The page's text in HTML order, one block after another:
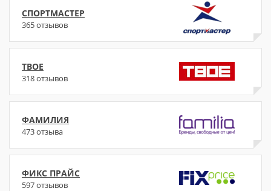
СПОРТМАСТЕР
365 отзывов
ТВОЕ
318 отзывов
ФАМИЛИЯ
473 отзыва
ФИКС ПРАЙС
597 отзывов